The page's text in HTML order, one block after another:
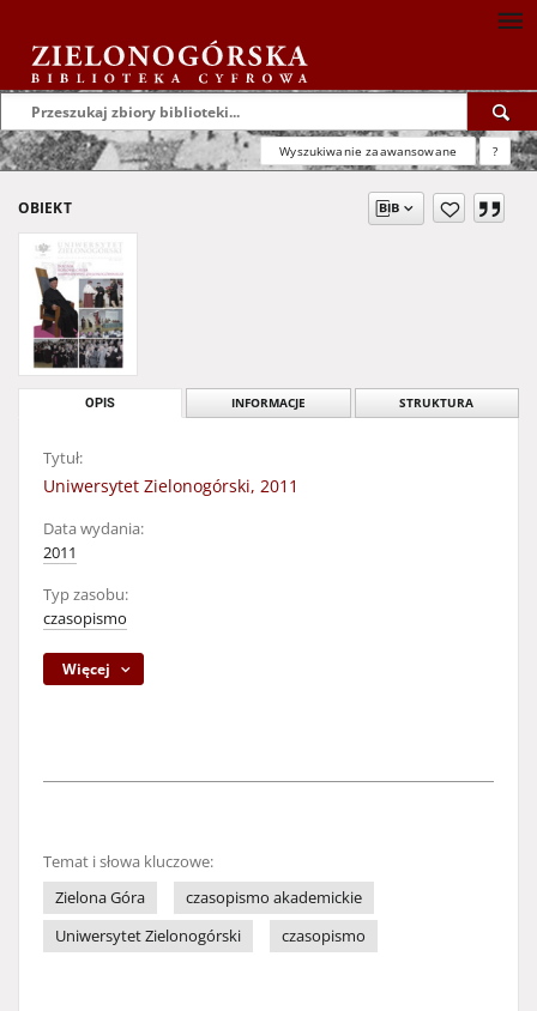
Wyszukiwanie zaawansowane ?
OBIEKT
OPIS INFORMACJE STRUKTURA
Tytuł:
Uniwersytet Zielonogórski, 2011
Data wydania:
2011
Typ zasobu:
czasopismo
Więcej
Temat i słowa kluczowe:
Zielona Góra
czasopismo akademickie
Uniwersytet Zielonogórski
czasopismo